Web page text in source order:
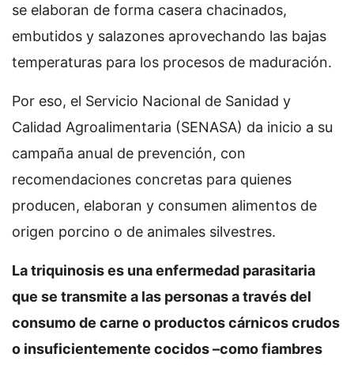
se elaboran de forma casera chacinados,
embutidos y salazones aprovechando las bajas
temperaturas para los procesos de maduración.
Por eso, el Servicio Nacional de Sanidad y
Calidad Agroalimentaria (SENASA) da inicio a su
campaña anual de prevención, con
recomendaciones concretas para quienes
producen, elaboran y consumen alimentos de
origen porcino o de animales silvestres.
La triquinosis es una enfermedad parasitaria
que se transmite a las personas a través del
consumo de carne o productos cárnicos crudos
o insuficientemente cocidos –como fiambres